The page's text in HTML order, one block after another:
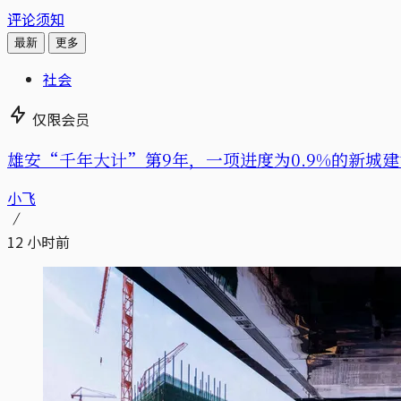
评论须知
最新 更多
社会
仅限会员
雄安“千年大计”第9年，一项进度为0.9%的新城
小飞
12 小时前